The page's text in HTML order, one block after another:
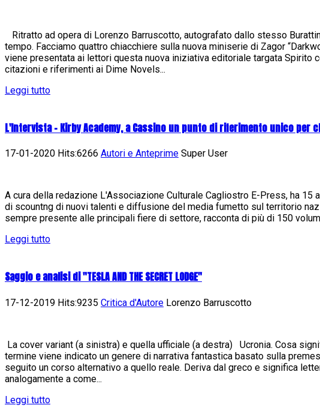
Ritratto ad opera di Lorenzo Barruscotto, autografato dallo stesso
tempo. Facciamo quattro chiacchiere sulla nuova miniserie di Zagor
viene presentata ai lettori questa nuova iniziativa editoriale targata Spirito
citazioni e riferimenti ai Dime Novels...
Leggi tutto
L'Intervista - Kirby Academy, a Cassino un punto di riferimento unico per
17-01-2020 Hits:6266 Autori e Anteprime Super User
A cura della redazione L'Associazione Culturale Cagliostro E-Press, ha 15
di scountng di nuovi talenti e diffusione del media fumetto sul territorio
sempre presente alle principali fiere di settore, racconta di più di 150
Leggi tutto
Saggio e analisi di "TESLA AND THE SECRET LODGE"
17-12-2019 Hits:9235 Critica d'Autore Lorenzo Barruscotto
La cover variant (a sinistra) e quella ufficiale (a destra) Ucronia. Cosa
termine viene indicato un genere di narrativa fantastica basato sulla
seguito un corso alternativo a quello reale. Deriva dal greco e significa
analogamente a come...
Leggi tutto